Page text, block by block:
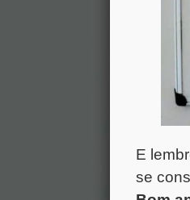
E
se